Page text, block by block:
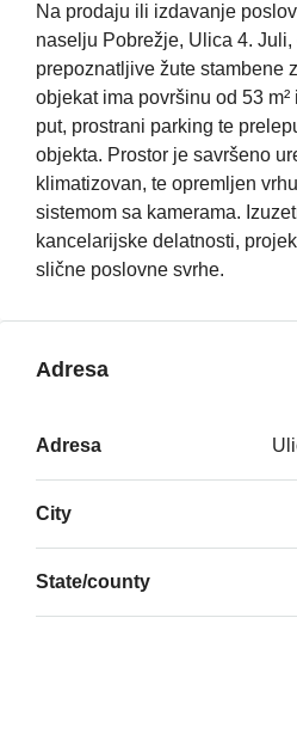
Na prodaju ili izdavanje
naselju Pobrežje, Ulica 4.
prepoznatljive žute stambene
objekat ima površinu od 53
put, prostrani parking te
objekta. Prostor je savršeno
klimatizovan, te opremljen
sistemom sa kamerama.
kancelarijske delatnosti,
slične poslovne svrhe.
Adresa
Adresa
City
State/county